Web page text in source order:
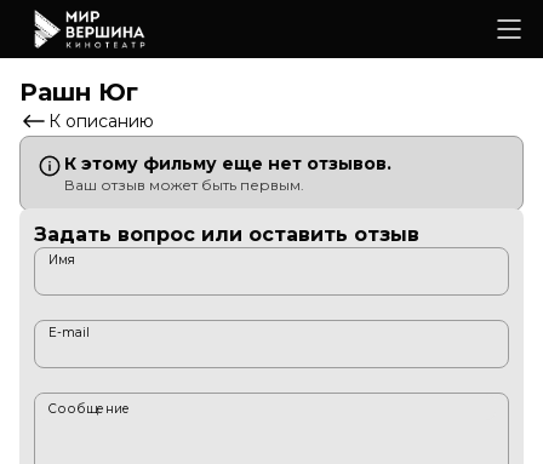
Рашн Юг
К описанию
К этому фильму еще нет отзывов.
Ваш отзыв может быть первым.
Задать вопрос или оставить отзыв
Имя
E-mail
Сообщение